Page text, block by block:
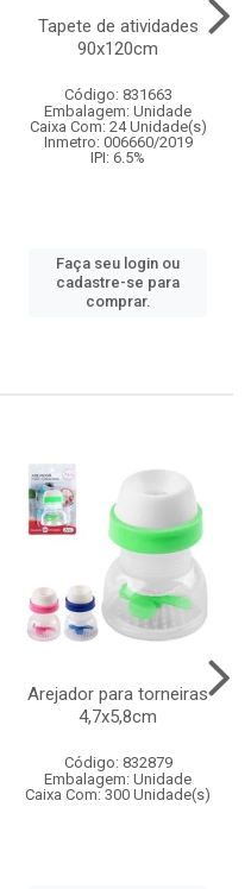
Tapete de atividades
90x120cm
Código: 831663
Embalagem: Unidade
Caixa Com: 24 Unidade(s)
Inmetro: 006660/2019
IPI: 6.5%
Faça seu login ou
cadastre-se para
comprar.
Arejador para torneiras
4,7x5,8cm
Código: 832879
Embalagem: Unidade
Caixa Com: 300 Unidade(s)